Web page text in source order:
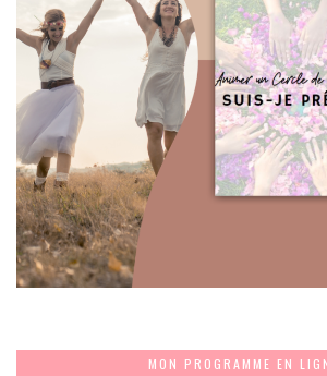
MON PROGRAMME EN